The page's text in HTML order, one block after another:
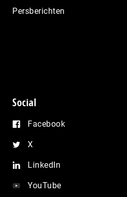
Persberichten
Social
Facebook
X
LinkedIn
YouTube